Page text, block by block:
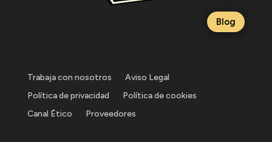
Blog
Trabaja con nosotros
Aviso Legal
Política de privacidad
Política de cookies
Canal Ético
Proveedores